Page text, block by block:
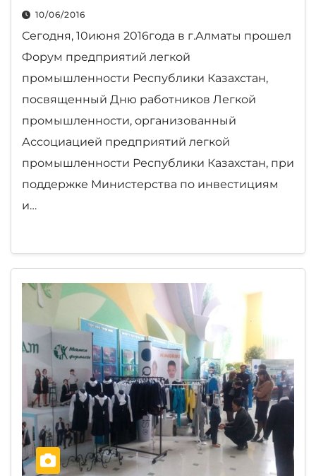
10/06/2016
Сегодня, 10июня 2016года в г.Алматы прошел
Форум предприятий легкой
промышленности Республики Казахстан,
посвященный Дню работников Легкой
промышленности, организованный
Ассоциацией предприятий легкой
промышленности Республики Казахстан, при
поддержке Министерства по инвестициям
и…